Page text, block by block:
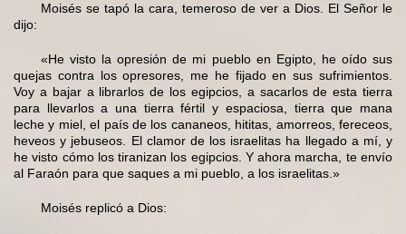
Moisés se tapó la cara, temeroso de ver a Dios. El Señor le
dijo:
«He visto la opresión de mi pueblo en Egipto, he oído sus
quejas contra los opresores, me he fijado en sus sufrimientos.
Voy a bajar a librarlos de los egipcios, a sacarlos de esta tierra
para llevarlos a una tierra fértil y espaciosa, tierra que mana
leche y miel, el país de los cananeos, hititas, amorreos, fereceos,
heveos y jebuseos. El clamor de los israelitas ha llegado a mí, y
he visto cómo los tiranizan los egipcios. Y ahora marcha, te envío
al Faraón para que saques a mi pueblo, a los israelitas.»
Moisés replicó a Dios: